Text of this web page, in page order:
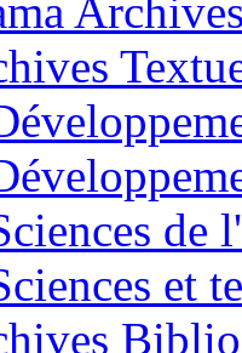
Archives
de
et